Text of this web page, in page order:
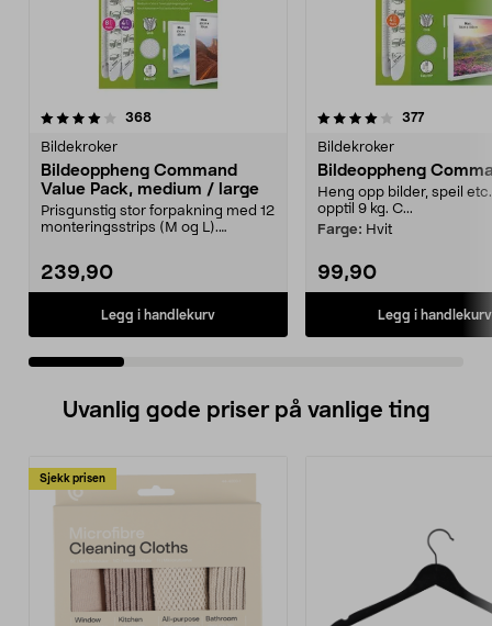
368anmeldelser
Bildekroker
Bildeoppheng Command
Value Pack, medium / large
Prisgunstig stor forpakning med 12
monteringsstrips (M og L).
239,90
Legg i handlekurv
4.0 av 5 stjerner 377
Bildekroker
Bildeoppheng
Heng opp bilder, speil
opptil 9 kg. C...
Farge: Hvit
99,90
Legg i handlekurv
4.0 av 5 stjerner
Uvanlig gode priser på vanlige ting
Sjekk prisen